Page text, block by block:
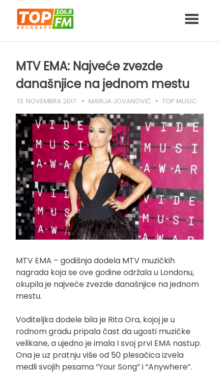
content
MTV EMA: Najveće zvezde
današnjice na jednom mestu
13. NOVEMBRA 2017. MARIJA JOVANOVIĆ TOP MUSIC
MTV EMA – godišnja dodela MTV muzičkih
nagrada koja se ove godine održala u Londonu,
okupila je najveće zvezde današnjice na jednom
mestu.
Voditeljka dodele bila je Rita Ora, kojoj je u
rodnom gradu pripala čast da ugosti muzičke
velikane, a ujedno je imala I svoj prvi EMA nastup.
Ona je uz pratnju više od 50 plesačica izvela
medli svojih pesama “Your Song” i “Anywhere”.